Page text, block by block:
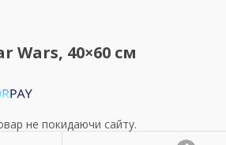
Wars, 40×60 см
не покидаючи сайту.